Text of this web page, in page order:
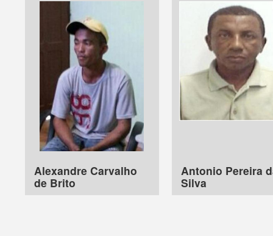
Alexandre Carvalho
de Brito
Antonio Pereira
Silva